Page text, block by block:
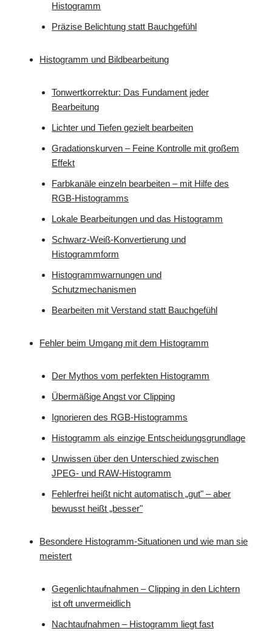
Histogramm
Präzise Belichtung statt Bauchgefühl
Histogramm und Bildbearbeitung
Tonwertkorrektur: Das Fundament jeder
Bearbeitung
Lichter und Tiefen gezielt bearbeiten
Gradationskurven – Feine Kontrolle mit großem
Effekt
Farbkanäle einzeln bearbeiten – mit Hilfe des
RGB-Histogramms
Lokale Bearbeitungen und das Histogramm
Schwarz-Weiß-Konvertierung und
Histogrammform
Histogrammwarnungen und
Schutzmechanismen
Bearbeiten mit Verstand statt Bauchgefühl
Fehler beim Umgang mit dem Histogramm
Der Mythos vom perfekten Histogramm
Übermäßige Angst vor Clipping
Ignorieren des RGB-Histogramms
Histogramm als einzige Entscheidungsgrundlage
Unwissen über den Unterschied zwischen
JPEG- und RAW-Histogramm
Fehlerfrei heißt nicht automatisch „gut" – aber
bewusst heißt „besser"
Besondere Histogramm-Situationen und wie man sie
meistert
Gegenlichtaufnahmen – Clipping in den Lichtern
ist oft unvermeidlich
Nachtaufnahmen – Histogramm liegt fast